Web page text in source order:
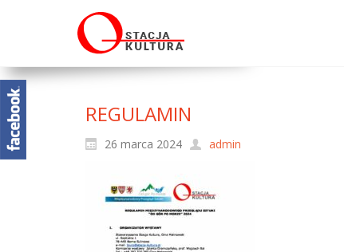
REGULAMIN
26 marca 2024 admin